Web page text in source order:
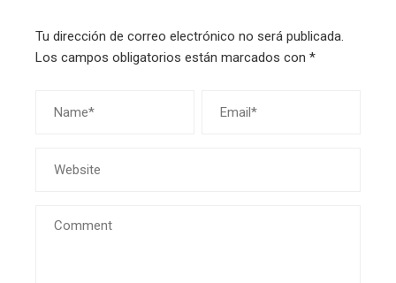
Tu dirección de correo electrónico no será publicada.
Los campos obligatorios están marcados con *